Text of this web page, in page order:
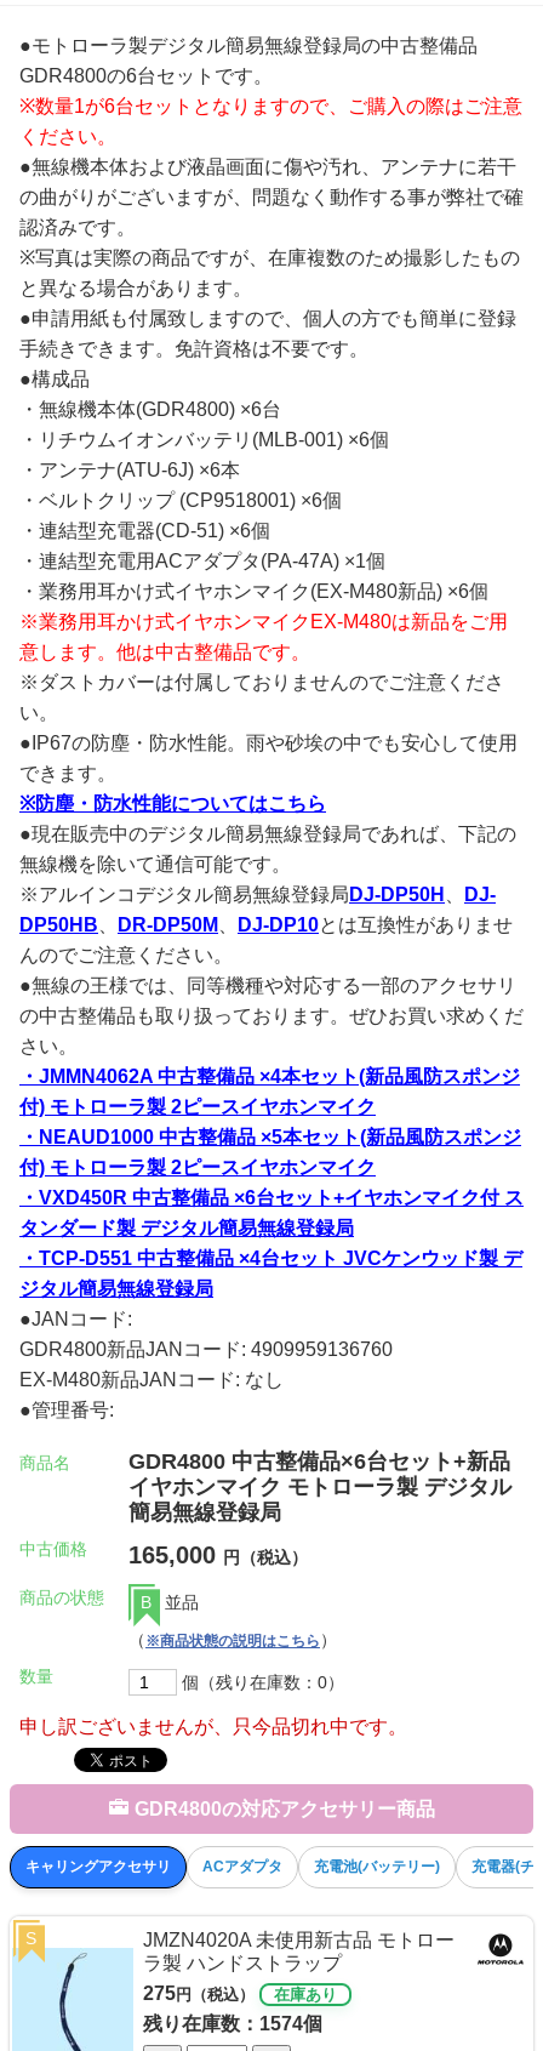
●モトローラ製デジタル簡易無線登録局の中古整備品
GDR4800の6台セットです。
※数量1が6台セットとなりますので、ご購入の際はご注意
ください。
●無線機本体および液晶画面に傷や汚れ、アンテナに若干
の曲がりがございますが、問題なく動作する事が弊社で確
認済みです。
※写真は実際の商品ですが、在庫複数のため撮影したもの
と異なる場合があります。
●申請用紙も付属致しますので、個人の方でも簡単に登録
手続きできます。免許資格は不要です。
●構成品
・無線機本体(GDR4800) ×6台
・リチウムイオンバッテリ(MLB-001) ×6個
・アンテナ(ATU-6J) ×6本
・ベルトクリップ (CP9518001) ×6個
・連結型充電器(CD-51) ×6個
・連結型充電用ACアダプタ(PA-47A) ×1個
・業務用耳かけ式イヤホンマイク(EX-M480新品) ×6個
※業務用耳かけ式イヤホンマイクEX-M480は新品をご用
意します。他は中古整備品です。
※ダストカバーは付属しておりませんのでご注意くださ
い。
●IP67の防塵・防水性能。雨や砂埃の中でも安心して使用
できます。
※防塵・防水性能についてはこちら
●現在販売中のデジタル簡易無線登録局であれば、下記の
無線機を除いて通信可能です。
※アルインコデジタル簡易無線登録局 DJ-DP50H
DJ-
DP50HB
DR-DP50M DJ-DP10とは互換性がありませ
んのでご注意ください。
●無線の王様では、同等機種や対応する一部のアクセサリ
の中古整備品も取り扱っております。ぜひお買い求めくだ
さい。
・JMMN4062A 中古整備品 ×4本セット(新品風防スポンジ
付) モトローラ製 2ピースイヤホンマイク
・NEAUD1000 中古整備品 ×5本セット(新品風防スポンジ
付) モトローラ製 2ピースイヤホンマイク
・VXD450R 中古整備品 ×6台セット+イヤホンマイク付 ス
タンダード製 デジタル簡易無線登録局
・TCP-D551 中古整備品 ×4台セット JVCケンウッド製 デ
ジタル簡易無線登録局
●JANコード:
GDR4800新品JANコード: 4909959136760
EX-M480新品JANコード: なし
●管理番号:
商品名
GDR4800 中古整備品×6台セット+新品
イヤホンマイク モトローラ製 デジタル
簡易無線登録局
中古価格 165,000 円（税込）
商品の状態 B
並品
（ ※商品状態の説明はこちら ）
数量
個（残り在庫数：0）
申し訳ございませんが、只今品切れ中です。
GDR4800の対応アクセサリー商品
キャリングアクセサリ ACアダプタ 充電池(バッテリー) 充電器(チ
JMZN4020A 未使用新古品 モトロー
ラ製 ハンドストラップ
275円（税込） 在庫あり
残り在庫数：1574個
S